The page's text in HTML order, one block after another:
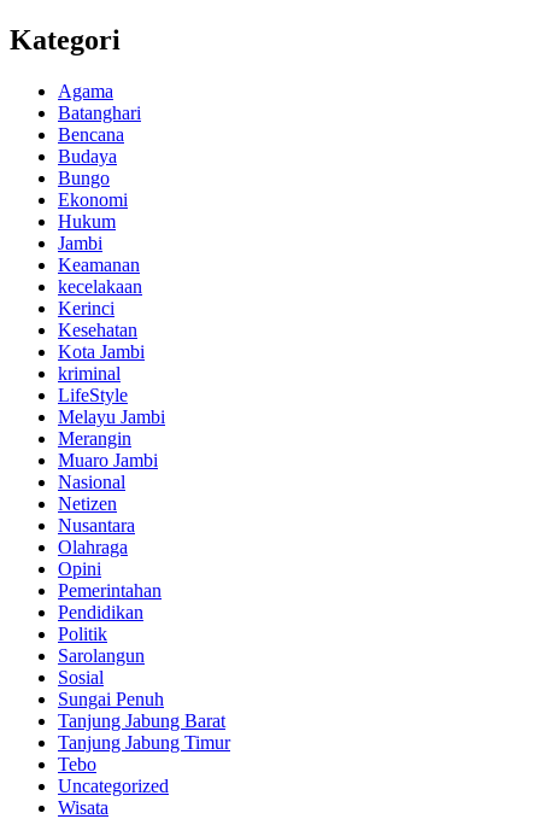
Kategori
Agama
Batanghari
Bencana
Budaya
Bungo
Ekonomi
Hukum
Jambi
Keamanan
kecelakaan
Kerinci
Kesehatan
Kota Jambi
kriminal
LifeStyle
Melayu Jambi
Merangin
Muaro Jambi
Nasional
Netizen
Nusantara
Olahraga
Opini
Pemerintahan
Pendidikan
Politik
Sarolangun
Sosial
Sungai Penuh
Tanjung Jabung Barat
Tanjung Jabung Timur
Tebo
Uncategorized
Wisata